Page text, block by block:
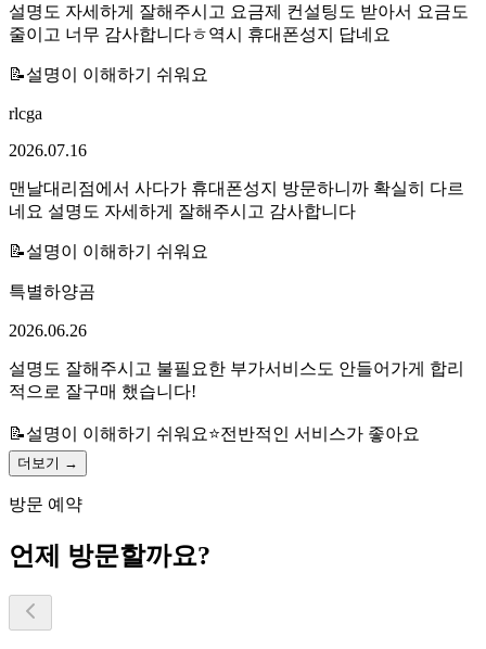
설명도 자세하게 잘해주시고 요금제 컨설팅도 받아서 요금도
줄이고 너무 감사합니다ㅎ역시 휴대폰성지 답네요
📝설명이 이해하기 쉬워요
rlcga
2026.07.16
맨날대리점에서 사다가 휴대폰성지 방문하니까 확실히 다르
네요 설명도 자세하게 잘해주시고 감사합니다
📝설명이 이해하기 쉬워요
특별하양곰
2026.06.26
설명도 잘해주시고 불필요한 부가서비스도 안들어가게 합리
적으로 잘구매 했습니다!
📝설명이 이해하기 쉬워요⭐전반적인 서비스가 좋아요
더보기 →
방문 예약
언제 방문할까요?